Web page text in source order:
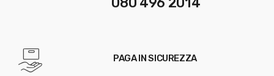
PAGA IN SICUREZZA